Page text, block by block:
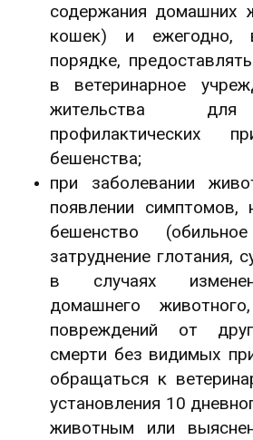
содержания домашних
кошек) и ежегодно,
порядке,
в ветеринарное
жительства для
профилактических
бешенства;
при заболевании
появлении
бешенство
затруднение глотания,
в случаях
домашнего
повреждений от
смерти без видимых
обращаться к
установления 10
животным или